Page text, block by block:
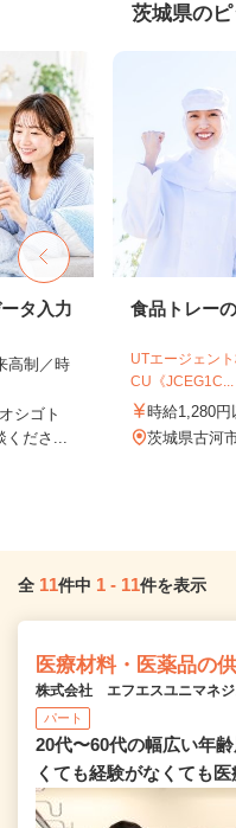
茨城県の
タ入力
高制／時
シゴト
ださ...
食品トレー
UTエージェン
CU《JCEG1C...
時給1,280円
茨城県古河
全 11件中 1 - 11件を表示
医療材料・医薬品の
株式会社 エフエスユニマネ
パート
20代〜60代の幅広い年
くても経験がなくても医